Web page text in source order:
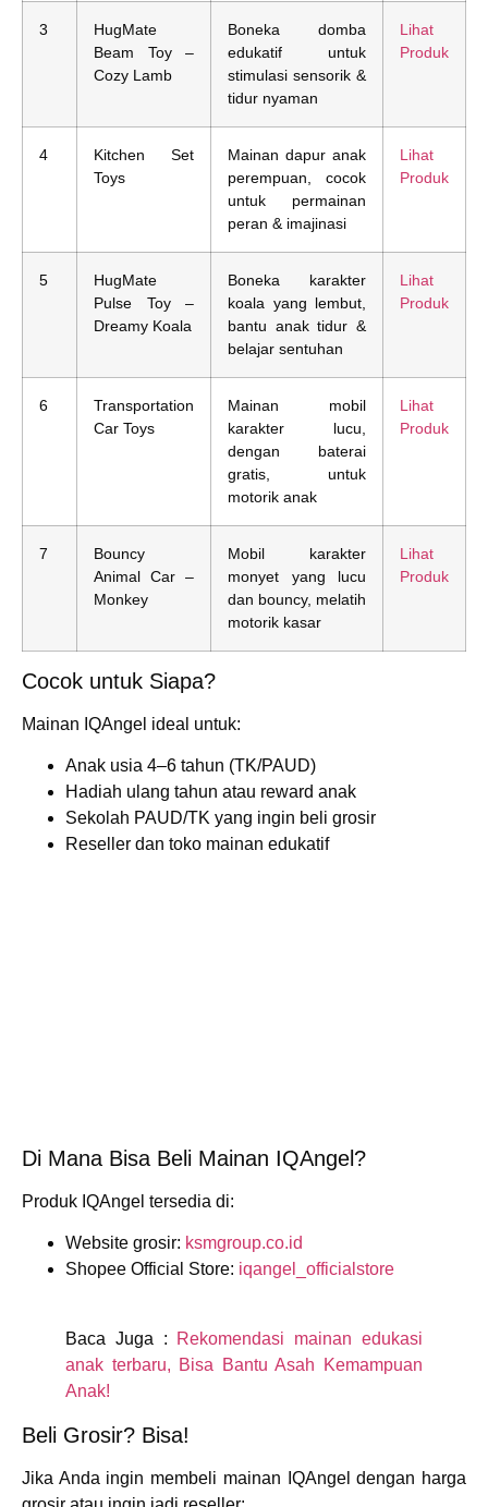
3
HugMate
Beam Toy –
Cozy Lamb
Boneka domba
edukatif untuk
stimulasi sensorik &
tidur nyaman
Lihat
Produk
4
Kitchen Set
Toys
Mainan dapur anak
perempuan, cocok
untuk permainan
peran & imajinasi
Lihat
Produk
5
HugMate
Pulse Toy –
Dreamy Koala
Boneka karakter
koala yang lembut,
bantu anak tidur &
belajar sentuhan
Lihat
Produk
6
Transportation
Car Toys
Mainan mobil
karakter lucu,
dengan baterai
gratis, untuk
motorik anak
Lihat
Produk
7
Bouncy
Animal Car –
Monkey
Mobil karakter
monyet yang lucu
dan bouncy, melatih
motorik kasar
Lihat
Produk
Cocok untuk Siapa?
Mainan IQAngel ideal untuk:
Anak usia 4–6 tahun (TK/PAUD)
Hadiah ulang tahun atau reward anak
Sekolah PAUD/TK yang ingin beli grosir
Reseller dan toko mainan edukatif
Di Mana Bisa Beli Mainan IQAngel?
Produk IQAngel tersedia di:
Website grosir: ksmgroup.co.id
Shopee Official Store: iqangel_officialstore
Baca Juga : Rekomendasi mainan edukasi
anak terbaru, Bisa Bantu Asah Kemampuan
Anak!
Beli Grosir? Bisa!
Jika Anda ingin membeli mainan IQAngeldengan harga